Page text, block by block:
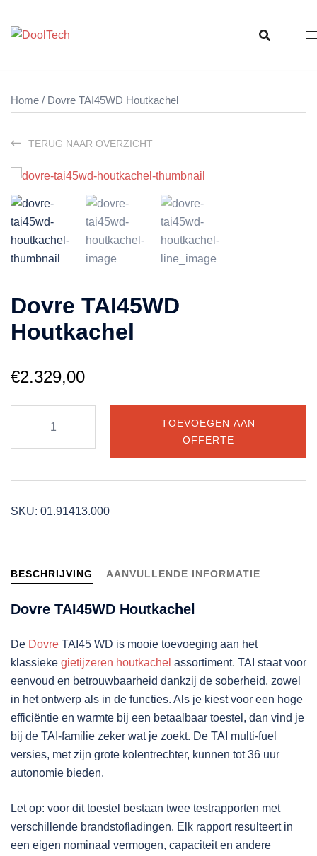
naar
Home / Dovre TAI45WD Houtkachel
TERUG NAAR OVERZICHT
Dovre TAI45WD
Houtkachel
€2.329,00
TAI45WD
Houtkachel
TOEVOEGEN AAN
OFFERTE
SKU: 01.91413.000
BESCHRIJVING AANVULLENDE INFORMATIE
Dovre TAI45WD Houtkachel
De Dovre TAI45 WD is mooie toevoeging aan het
klassieke gietijzeren houtkachel assortiment. TAI staat voor
eenvoud en betrouwbaarheid dankzij de soberheid, zowel
in het ontwerp als in de functies. Als je kiest voor een hoge
efficiëntie en warmte bij een betaalbaar toestel, dan vind je
bij de TAI-familie zeker wat je zoekt. De TAI multi-fuel
versies, met zijn grote kolentrechter, kunnen tot 36 uur
autonomie bieden.
Let op: voor dit toestel bestaan twee testrapporten met
verschillende brandstofladingen. Elk rapport resulteert in
een eigen nominaal vermogen, capaciteit en andere